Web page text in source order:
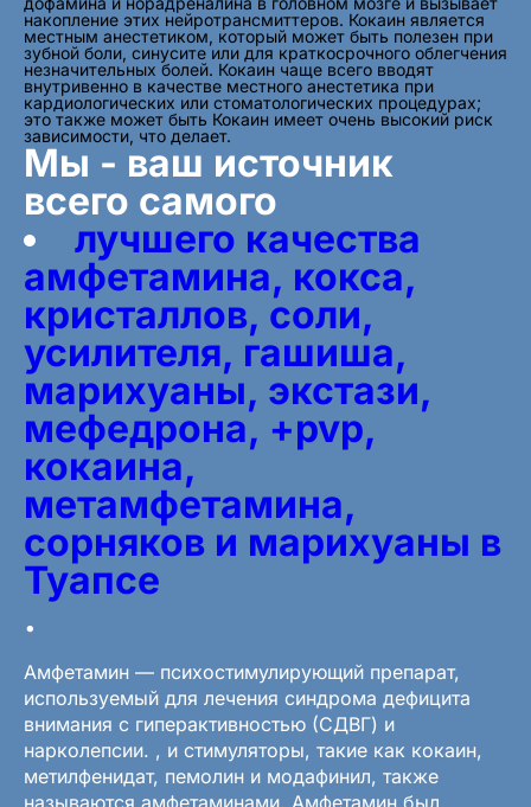
накопление этих нейротрансмиттеров. Кокаин является
местным анестетиком, который может быть полезен при
зубной боли, синусите или для краткосрочного облегчения
незначительных болей. Кокаин чаще всего вводят
внутривенно в качестве местного анестетика при
кардиологических или стоматологических процедурах;
это также может быть Кокаин имеет очень высокий риск
зависимости, что делает.
Мы - ваш источник
всего самого
лучшего качества
амфетамина, кокса,
кристаллов, соли,
усилителя, гашиша,
марихуаны, экстази,
мефедрона, +pvp,
кокаина,
метамфетамина,
сорняков и марихуаны в
Туапсе
.
Амфетамин — психостимулирующий препарат,
используемый для лечения синдрома дефицита
внимания с гиперактивностью (СДВГ) и
нарколепсии. , и стимуляторы, такие как кокаин,
метилфенидат, пемолин и модафинил, также
называются амфетаминами. Амфетамин был